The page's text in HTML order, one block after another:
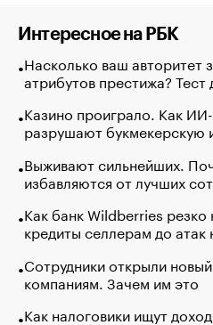
Интересное на РБК
Насколько ваш авторитет
атрибутов престижа? Тест
Казино проиграло. Как
разрушают букмекерскую
Выживают сильнейших.
избавляются от лучших
Как банк Wildberries резко
кредиты селлерам до атак
Сотрудники открыли
компаниям. Зачем им это
Как налоговики ищут